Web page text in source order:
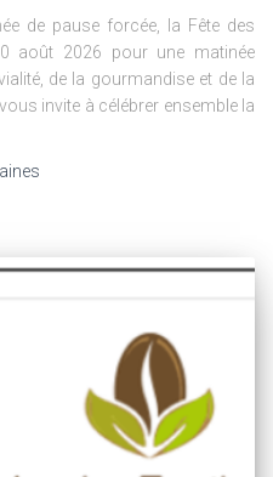
de pause forcée, la Fête des
août 2026 pour une matinée
de la gourmandise et de la
invite à célébrer ensemble la